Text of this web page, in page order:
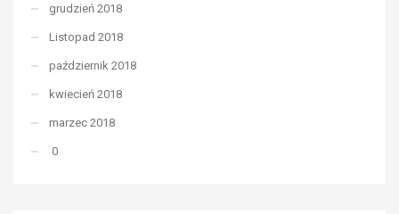
grudzień 2018
Listopad 2018
październik 2018
kwiecień 2018
marzec 2018
0